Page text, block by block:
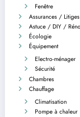
Fenêtre
Assurances /
Astuce / DIY /
Écologie
Équipement
Electro-ménager
Sécurité
Chambres
Chauffage
Climatisation
Pompe à chaleur